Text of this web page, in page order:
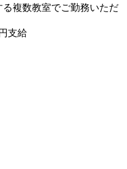
複数教室でご勤務いただ
支給